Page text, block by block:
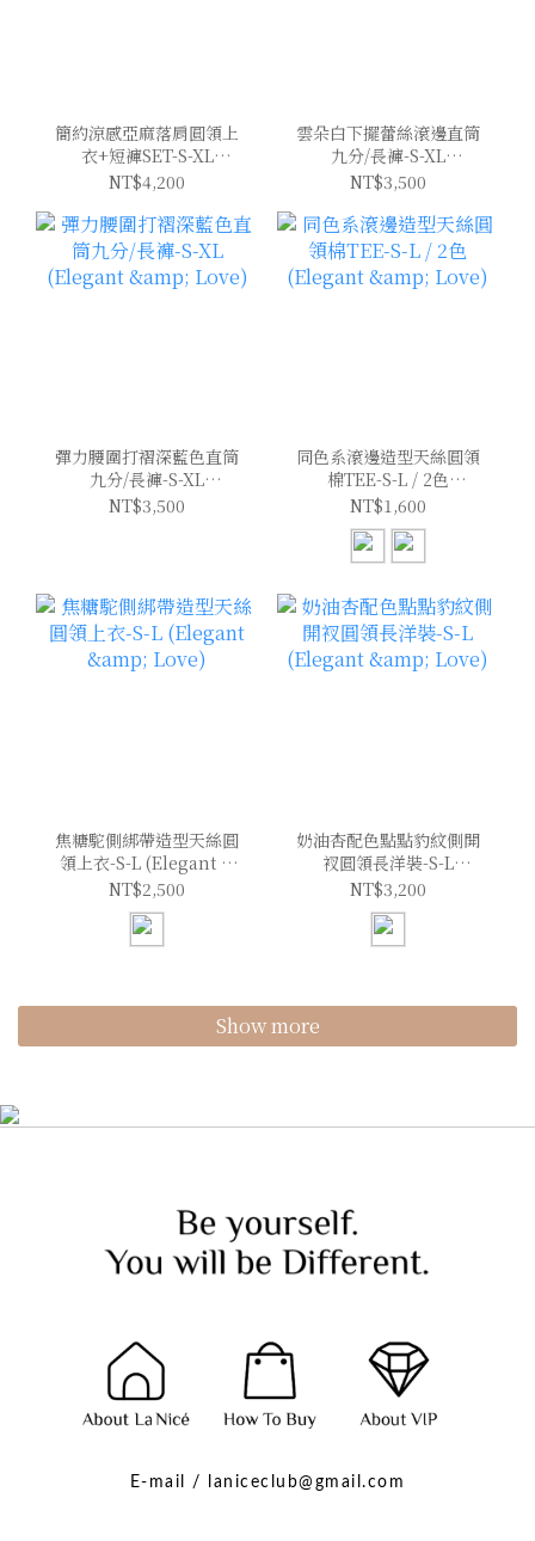
簡約涼感亞麻落肩圓領上
衣+短褲SET-S-XL
(Elegant & Love)
NT$4,200
雲朵白下擺蕾絲滾邊直筒
九分/長褲-S-XL
(Elegant & Love)
NT$3,500
彈力腰圍打褶深藍色直筒
九分/長褲-S-XL
(Elegant & Love)
NT$3,500
同色系滾邊造型天絲圓領
棉TEE-S-L / 2色
(Elegant & Love)
NT$1,600
焦糖駝側綁帶造型天絲圓
領上衣-S-L (Elegant &
Love)
NT$2,500
奶油杏配色點點豹紋側開
衩圓領長洋裝-S-L
(Elegant & Love)
NT$3,200
Show more
E-mail / laniceclub@gmail.com